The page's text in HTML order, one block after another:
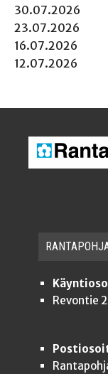
30.07.2026
23.07.2026
16.07.2026
12.07.2026
Revontie